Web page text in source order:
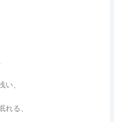
い、
れる、